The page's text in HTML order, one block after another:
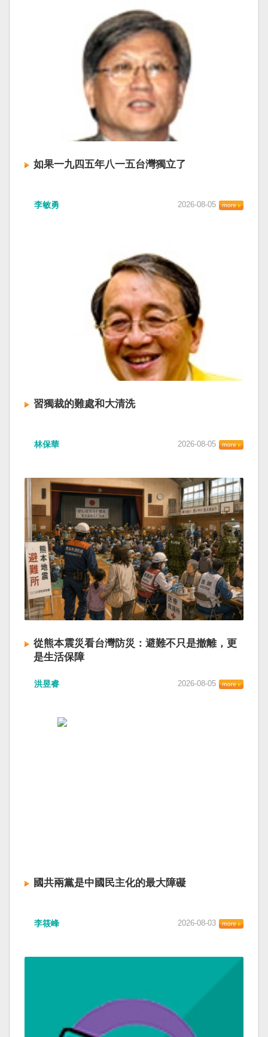
如果一九四五年八一五台灣獨立了
李敏勇 2026-08-05
習獨裁的難處和大清洗
林保華 2026-08-05
從熊本震災看台灣防災：避難不只是撤離，更
是生活保障
洪昱睿 2026-08-05
國共兩黨是中國民主化的最大障礙
李筱峰 2026-08-03